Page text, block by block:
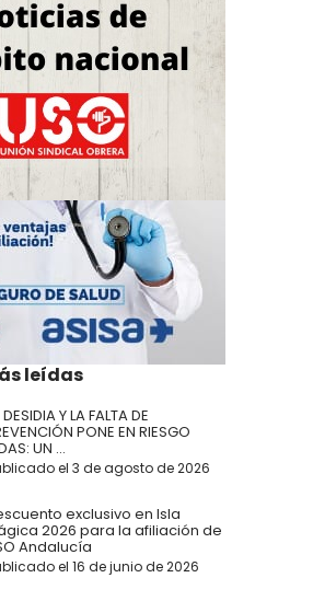
leídas
Y LA FALTA DE
PONE EN RIESGO
UN ...
el 3 de agosto de 2026
exclusivo en Isla
2026 para la afiliación de
Andalucía
el 16 de junio de 2026